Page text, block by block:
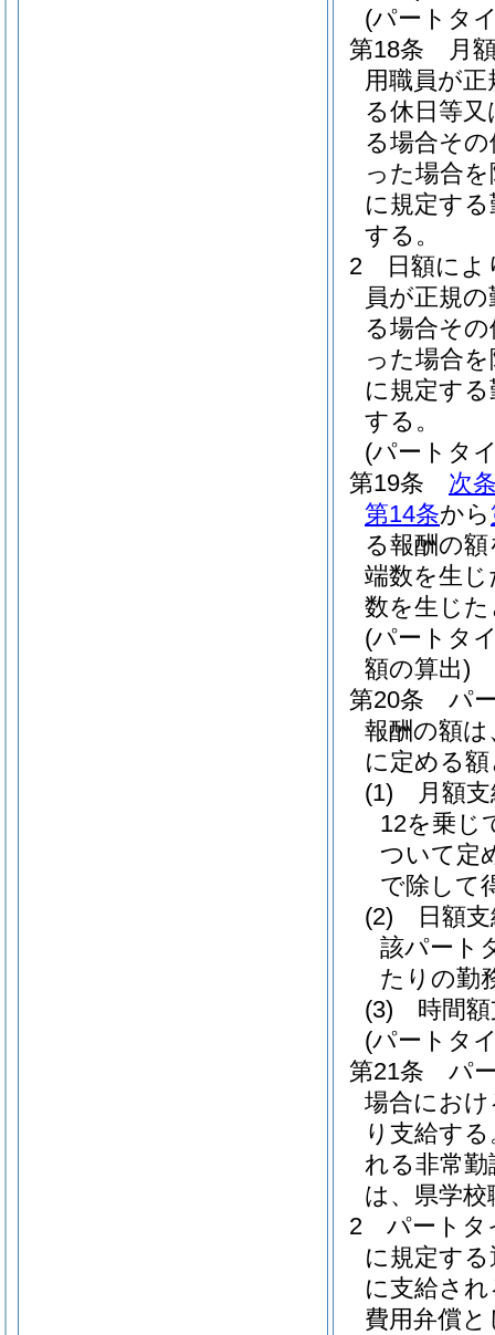
(パートタ
第18条
月
用職員が
る休日等
る場合そ
った場合
に規定す
する。
2
日額に
員が正規
る場合そ
った場合
に規定す
する。
(パートタ
第19条
次
第14条から
る報酬の
端数を生
数を生じ
(パートタ
額の算出)
第20条
パ
報酬の額は
に定める
(1)
月額
12を乗じ
ついて定
で除して
(2)
日額
該パート
たりの勤
(3)
時間
(パートタ
第21条
パ
場合にお
り支給する
れる非常勤
は、県学
2
パートタ
に規定す
に支給さ
費用弁償